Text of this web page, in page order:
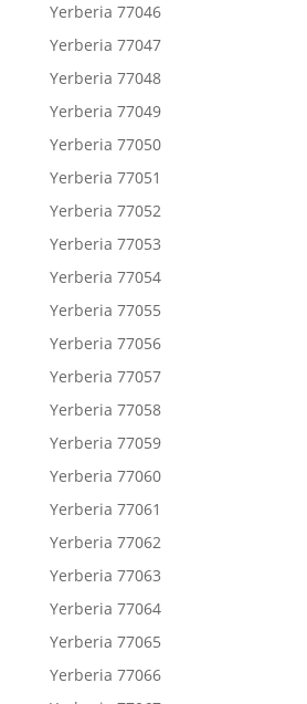
Yerberia 77046
Yerberia 77047
Yerberia 77048
Yerberia 77049
Yerberia 77050
Yerberia 77051
Yerberia 77052
Yerberia 77053
Yerberia 77054
Yerberia 77055
Yerberia 77056
Yerberia 77057
Yerberia 77058
Yerberia 77059
Yerberia 77060
Yerberia 77061
Yerberia 77062
Yerberia 77063
Yerberia 77064
Yerberia 77065
Yerberia 77066